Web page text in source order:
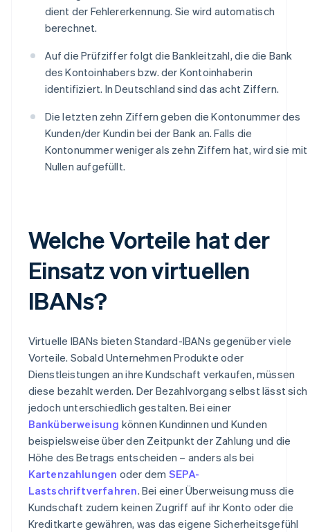
dient der Fehlererkennung. Sie wird automatisch
berechnet.
Auf die Prüfziffer folgt die Bankleitzahl, die die Bank
des Kontoinhabers bzw. der Kontoinhaberin
identifiziert. In Deutschland sind das acht Ziffern.
Die letzten zehn Ziffern geben die Kontonummer des
Kunden/der Kundin bei der Bank an. Falls die
Kontonummer weniger als zehn Ziffern hat, wird sie mit
Nullen aufgefüllt.
Welche Vorteile hat der
Einsatz von virtuellen
IBANs?
Virtuelle IBANs bieten Standard-IBANs gegenüber viele
Vorteile. Sobald Unternehmen Produkte oder
Dienstleistungen an ihre Kundschaft verkaufen, müssen
diese bezahlt werden. Der Bezahlvorgang selbst lässt sich
jedoch unterschiedlich gestalten. Bei einer
Banküberweisung können Kundinnen und Kunden
beispielsweise über den Zeitpunkt der Zahlung und die
Höhe des Betrags entscheiden – anders als bei
Kartenzahlungen oder dem SEPA-
Lastschriftverfahren. Bei einer Überweisung muss die
Kundschaft zudem keinen Zugriff auf ihr Konto oder die
Kreditkarte gewähren, was das eigene Sicherheitsgefühl